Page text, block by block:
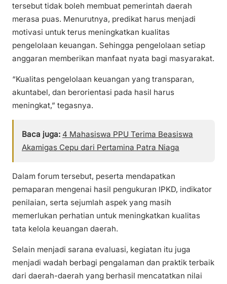
tersebut tidak boleh membuat pemerintah daerah
merasa puas. Menurutnya, predikat harus menjadi
motivasi untuk terus meningkatkan kualitas
pengelolaan keuangan. Sehingga pengelolaan setiap
anggaran memberikan manfaat nyata bagi masyarakat.
“Kualitas pengelolaan keuangan yang transparan,
akuntabel, dan berorientasi pada hasil harus
meningkat,” tegasnya.
Baca juga: 4 Mahasiswa PPU Terima Beasiswa
Akamigas Cepu dari Pertamina Patra Niaga
Dalam forum tersebut, peserta mendapatkan
pemaparan mengenai hasil pengukuran IPKD, indikator
penilaian, serta sejumlah aspek yang masih
memerlukan perhatian untuk meningkatkan kualitas
tata kelola keuangan daerah.
Selain menjadi sarana evaluasi, kegiatan itu juga
menjadi wadah berbagi pengalaman dan praktik terbaik
dari daerah-daerah yang berhasil mencatatkan nilai